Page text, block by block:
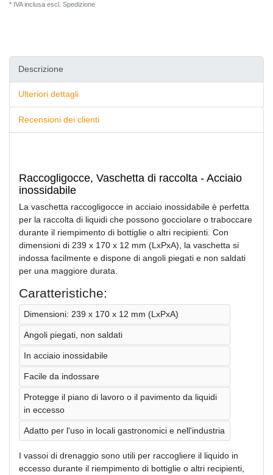
* IVA inclusa escl. Spedizione
Descrizione
Ulteriori dettagli
Recensioni dei clienti
Raccogligocce, Vaschetta di raccolta - Acciaio
inossidabile
La vaschetta raccogligocce in acciaio inossidabile è perfetta
per la raccolta di liquidi che possono gocciolare o traboccare
durante il riempimento di bottiglie o altri recipienti. Con
dimensioni di 239 x 170 x 12 mm (LxPxA), la vaschetta si
indossa facilmente e dispone di angoli piegati e non saldati
per una maggiore durata.
Caratteristiche:
Dimensioni: 239 x 170 x 12 mm (LxPxA)
Angoli piegati, non saldati
In acciaio inossidabile
Facile da indossare
Protegge il piano di lavoro o il pavimento da liquidi
in eccesso
Adatto per l'uso in locali gastronomici e nell'industria
I vassoi di drenaggio sono utili per raccogliere il liquido in
eccesso durante il riempimento di bottiglie o altri recipienti,